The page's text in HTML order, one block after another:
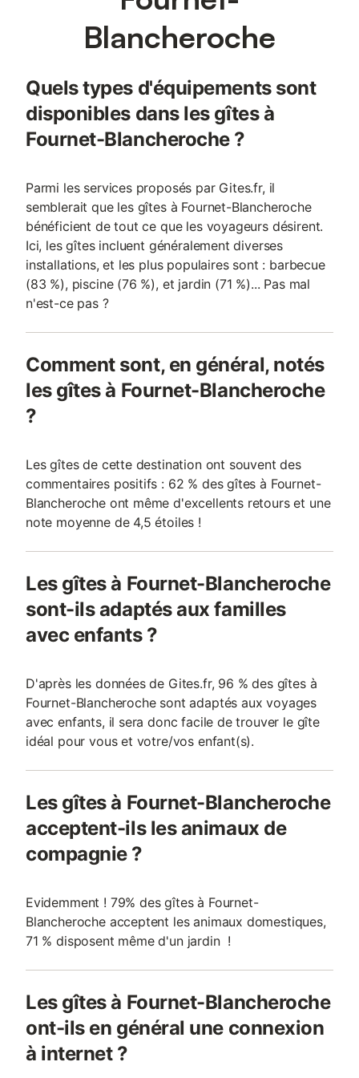
Blancheroche
Quels types d'équipements sont
disponibles dans les gîtes à
Fournet-Blancheroche ?
Parmi les services proposés par Gites.fr, il
semblerait que les gîtes à Fournet-Blancheroche
bénéficient de tout ce que les voyageurs désirent.
Ici, les gîtes incluent généralement diverses
installations, et les plus populaires sont : barbecue
(83 %), piscine (76 %), et jardin (71 %)... Pas mal
n'est-ce pas ?
Comment sont, en général, notés
les gîtes à Fournet-Blancheroche
?
Les gîtes de cette destination ont souvent des
commentaires positifs : 62 % des gîtes à Fournet-
Blancheroche ont même d'excellents retours et une
note moyenne de 4,5 étoiles !
Les gîtes à Fournet-Blancheroche
sont-ils adaptés aux familles
avec enfants ?
D'après les données de Gites.fr, 96 % des gîtes à
Fournet-Blancheroche sont adaptés aux voyages
avec enfants, il sera donc facile de trouver le gîte
idéal pour vous et votre/vos enfant(s).
Les gîtes à Fournet-Blancheroche
acceptent-ils les animaux de
compagnie ?
Evidemment ! 79% des gîtes à Fournet-
Blancheroche acceptent les animaux domestiques,
71 % disposent même d'un jardin !
Les gîtes à Fournet-Blancheroche
ont-ils en général une connexion
à internet ?